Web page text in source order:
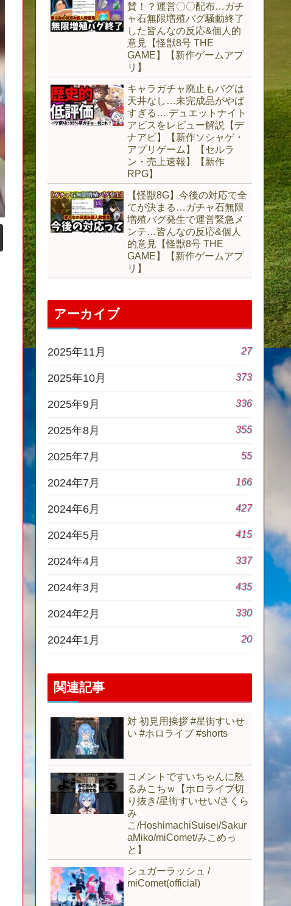
賛！？運営〇〇配布…ガチ
ャ石無限増殖バグ騒動終了
した皆んなの反応&個人的
意見【怪獣8号 THE
GAME】【新作ゲームアプ
リ】
キャラガチャ廃止もバグは
天井なし…未完成品がやば
すぎる… デュエットナイト
アビスをレビュー解説【デ
ナアビ】【新作ソシャゲ・
アプリゲーム】【セルラ
ン・売上速報】【新作
RPG】
【怪獣8G】今後の対応で全
てが決まる…ガチャ石無限
増殖バグ発生で運営緊急メ
ンテ…皆んなの反応&個人
的意見【怪獣8号 THE
GAME】【新作ゲームアプ
リ】
アーカイブ
2025年11月 27
2025年10月 373
2025年9月 336
2025年8月 355
2025年7月 55
2024年7月 166
2024年6月 427
2024年5月 415
2024年4月 337
2024年3月 435
2024年2月 330
2024年1月 20
関連記事
対 初見用挨拶 #星街すいせ
い #ホロライブ #shorts
コメントですいちゃんに怒
るみこちｗ【ホロライブ切
り抜き/星街すいせい/さくら
み
こ/HoshimachiSuisei/Sakur
aMiko/miComet/みこめっ
と】
シュガーラッシュ /
miComet(official)